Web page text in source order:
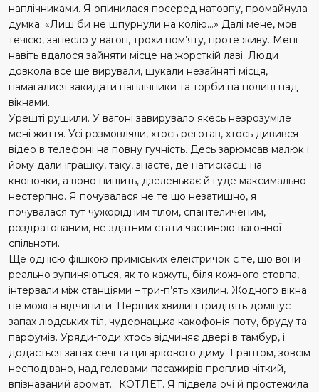
наплічниками. Я опинилася посеред натовпу, промайнула
думка: «Лиш би не шпурнули на колію…» Далі мене, мов
течією, занесло у вагон, трохи пом’яту, проте живу. Мені
навіть вдалося зайняти місце на жорсткій лаві. Люди
довкола все ще вирували, шукали незайняті місця,
намагалися закидати наплічники та торби на полиці над
вікнами.
Урешті рушили. У вагоні завирувало якесь незрозуміле
мені життя. Усі розмовляли, хтось реготав, хтось дивився
відео в телефоні на повну гучність. Десь зарюмсав малюк і
йому дали іграшку, таку, знаєте, де натискаєш на
кнопочки, а воно пищить, дзеленькає й гуде максимально
нестерпно. Я почувалася не те що незатишно, я
почувалася тут чужорідним тілом, спантеличеним,
роздратованим, не здатним стати частиною вагонної
спільноти.
Ще однією фішкою приміських електричок є те, що вони
реально зупиняються, як то кажуть, біля кожного стовпа,
інтервали між станціями – три-п’ять хвилин. Жодного вікна
не можна відчинити. Перших хвилин тридцять домінує
запах людських тіл, чудернацька какофонія поту, бруду та
парфумів. Уряди-годи хтось відчиняє двері в тамбур, і
додається запах сечі та цигаркового диму. І раптом, зовсім
несподівано, над головами пасажирів проплив чіткий,
впізнаваний аромат… КОТЛЕТ. Я підвела очі й простежила